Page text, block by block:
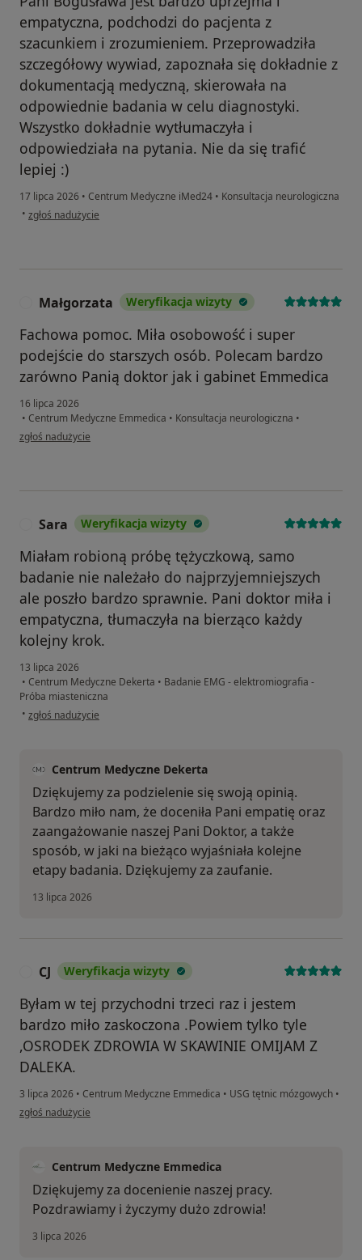
empatyczna, podchodzi do pacjenta z
szacunkiem i zrozumieniem. Przeprowadziła
szczegółowy wywiad, zapoznała się dokładnie z
dokumentacją medyczną, skierowała na
odpowiednie badania w celu diagnostyki.
Wszystko dokładnie wytłumaczyła i
odpowiedziała na pytania. Nie da się trafić
lepiej :)
17 lipca 2026 • Centrum Medyczne iMed24 • Konsultacja neurologiczna
• w opinii użytkownika Dominika
zgłoś nadużycie
Małgorzata Weryfikacja wizyty
Fachowa pomoc. Miła osobowość i super
podejście do starszych osób. Polecam bardzo
zarówno Panią doktor jak i gabinet Emmedica
16 lipca 2026
• Centrum Medyczne Emmedica • Konsultacja neurologiczna •
w opinii użytkownika Małgorzata
zgłoś nadużycie
Sara Weryfikacja wizyty
Miałam robioną próbę tężyczkową, samo
badanie nie należało do najprzyjemniejszych
ale poszło bardzo sprawnie. Pani doktor miła i
empatyczna, tłumaczyła na bierząco każdy
kolejny krok.
13 lipca 2026
• Centrum Medyczne Dekerta • Badanie EMG - elektromiografia -
Próba miasteniczna
• w opinii użytkownika Sara
zgłoś nadużycie
Centrum Medyczne Dekerta
Dziękujemy za podzielenie się swoją opinią.
Bardzo miło nam, że doceniła Pani empatię oraz
zaangażowanie naszej Pani Doktor, a także
sposób, w jaki na bieżąco wyjaśniała kolejne
etapy badania. Dziękujemy za zaufanie.
13 lipca 2026
CJ Weryfikacja wizyty
Byłam w tej przychodni trzeci raz i jestem
bardzo miło zaskoczona .Powiem tylko tyle
,OSRODEK ZDROWIA W SKAWINIE OMIJAM Z
DALEKA.
3 lipca 2026 • Centrum Medyczne Emmedica • USG tętnic mózgowych •
w opinii użytkownika CJ
zgłoś nadużycie
Centrum Medyczne Emmedica
Dziękujemy za docenienie naszej pracy.
Pozdrawiamy i życzymy dużo zdrowia!
3 lipca 2026